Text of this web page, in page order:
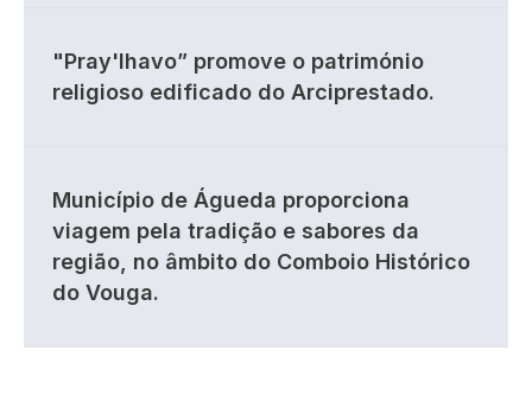
"Pray'lhavo” promove o património
religioso edificado do Arciprestado.
Município de Águeda proporciona
viagem pela tradição e sabores da
região, no âmbito do Comboio Histórico
do Vouga.